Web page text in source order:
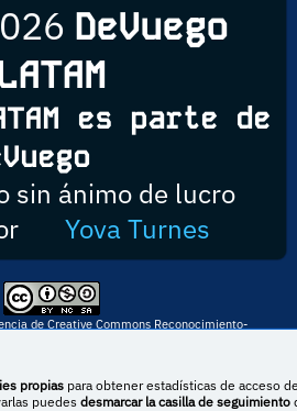
DeVuego
es parte de
sin ánimo de lucro
Yova Turnes
de Creative Commons Reconocimiento-
propiaspara obtener estadísticas de acceso
puedes desmarcar la casilla de seguimiento